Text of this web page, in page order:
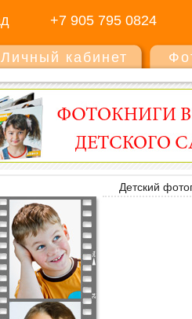
+7 905 795 0824
Личный кабинет
Детский